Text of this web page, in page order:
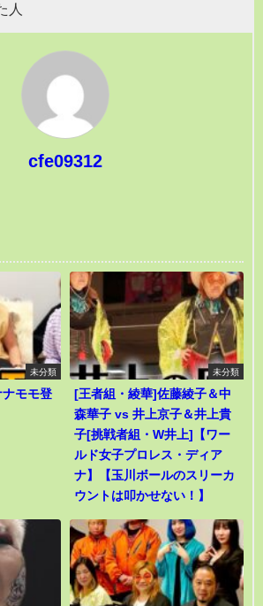
人
cfe09312
未分類
モモ登
未分類
[王者組・綾華]佐藤綾子＆中
森華子 vs 井上京子＆井上貴
子[挑戦者組・W井上]【ワー
ルド女子プロレス・ディア
ナ】【玉川ボールのスリーカ
ウントは叩かせない！】